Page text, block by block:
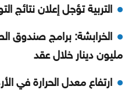
التربية تؤجل إعلان نتائج
مليون دينار خلال عقد
ارتفاع معدل الحرارة في الأردن 1.6 درجة خلال